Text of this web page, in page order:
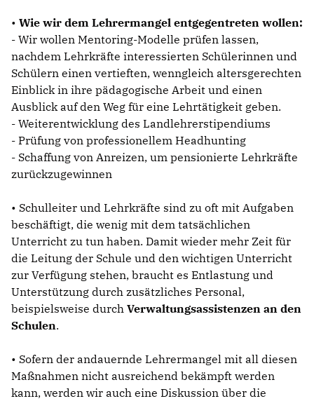
• Wie wir dem Lehrermangel entgegentreten wollen:
- Wir wollen Mentoring-Modelle prüfen lassen,
nachdem Lehrkräfte interessierten Schülerinnen und
Schülern einen vertieften, wenngleich altersgerechten
Einblick in ihre pädagogische Arbeit und einen
Ausblick auf den Weg für eine Lehrtätigkeit geben.
- Weiterentwicklung des Landlehrerstipendiums
- Prüfung von professionellem Headhunting
- Schaffung von Anreizen, um pensionierte Lehrkräfte
zurückzugewinnen
• Schulleiter und Lehrkräfte sind zu oft mit Aufgaben
beschäftigt, die wenig mit dem tatsächlichen
Unterricht zu tun haben. Damit wieder mehr Zeit für
die Leitung der Schule und den wichtigen Unterricht
zur Verfügung stehen, braucht es Entlastung und
Unterstützung durch zusätzliches Personal,
beispielsweise durch Verwaltungsassistenzen an den
Schulen.
• Sofern der andauernde Lehrermangel mit all diesen
Maßnahmen nicht ausreichend bekämpft werden
kann, werden wir auch eine Diskussion über die